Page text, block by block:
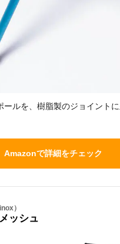
ールを、樹脂製のジョイント
Amazonで詳細をチェック
）
ッシュ